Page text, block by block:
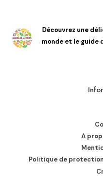
Découvrez une
monde et le guide
A
Politique de